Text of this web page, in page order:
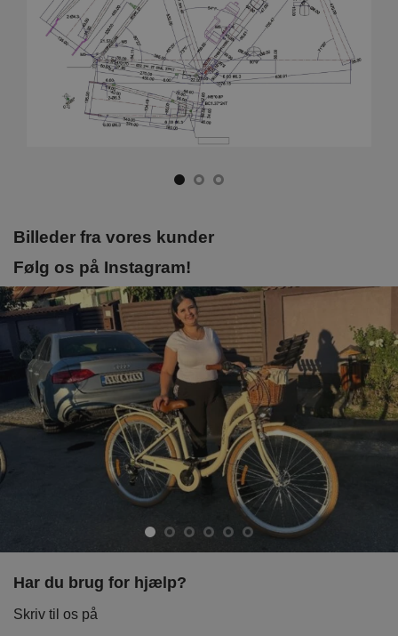
Billeder fra vores kunder
Følg os på Instagram!
Har du brug for hjælp?
Skriv til os på